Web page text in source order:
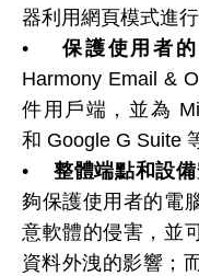
器利用網頁模式進
•保護使用者
Harmony Email &
件用戶端，並為
和 Google G Suite
• 整體端點和設
夠保護使用者的電
意軟體的侵害，並
資料外洩的影響；